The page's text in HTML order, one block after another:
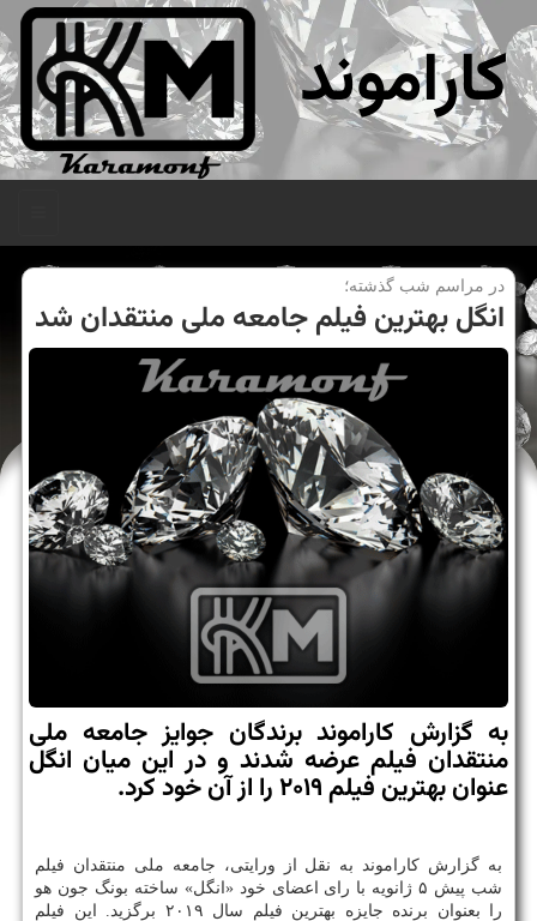
کاراموند
در مراسم شب گذشته؛
انگل بهترین فیلم جامعه ملی منتقدان شد
به گزارش كاراموند برندگان جوایز جامعه ملی
منتقدان فیلم عرضه شدند و در این میان انگل
عنوان بهترین فیلم ۲۰۱۹ را از آن خود كرد.
به گزارش كاراموند به نقل از ورایتی، جامعه ملی منتقدان فیلم
شب پیش ۵ ژانویه با رای اعضای خود «انگل» ساخته بونگ جون هو
را بعنوان برنده جایزه بهترین فیلم سال ۲۰۱۹ برگزید. این فیلم